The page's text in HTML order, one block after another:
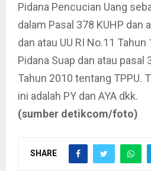
Pidana Pencucian Uang
dalam Pasal 378 KUHP dan
dan atau UU RI No.11
Pidana Suap dan atau pasal
Tahun 2010 tentang TPPU.
ini adalah PY dan AYA dkk.
(sumber detikcom/foto)
SHARE